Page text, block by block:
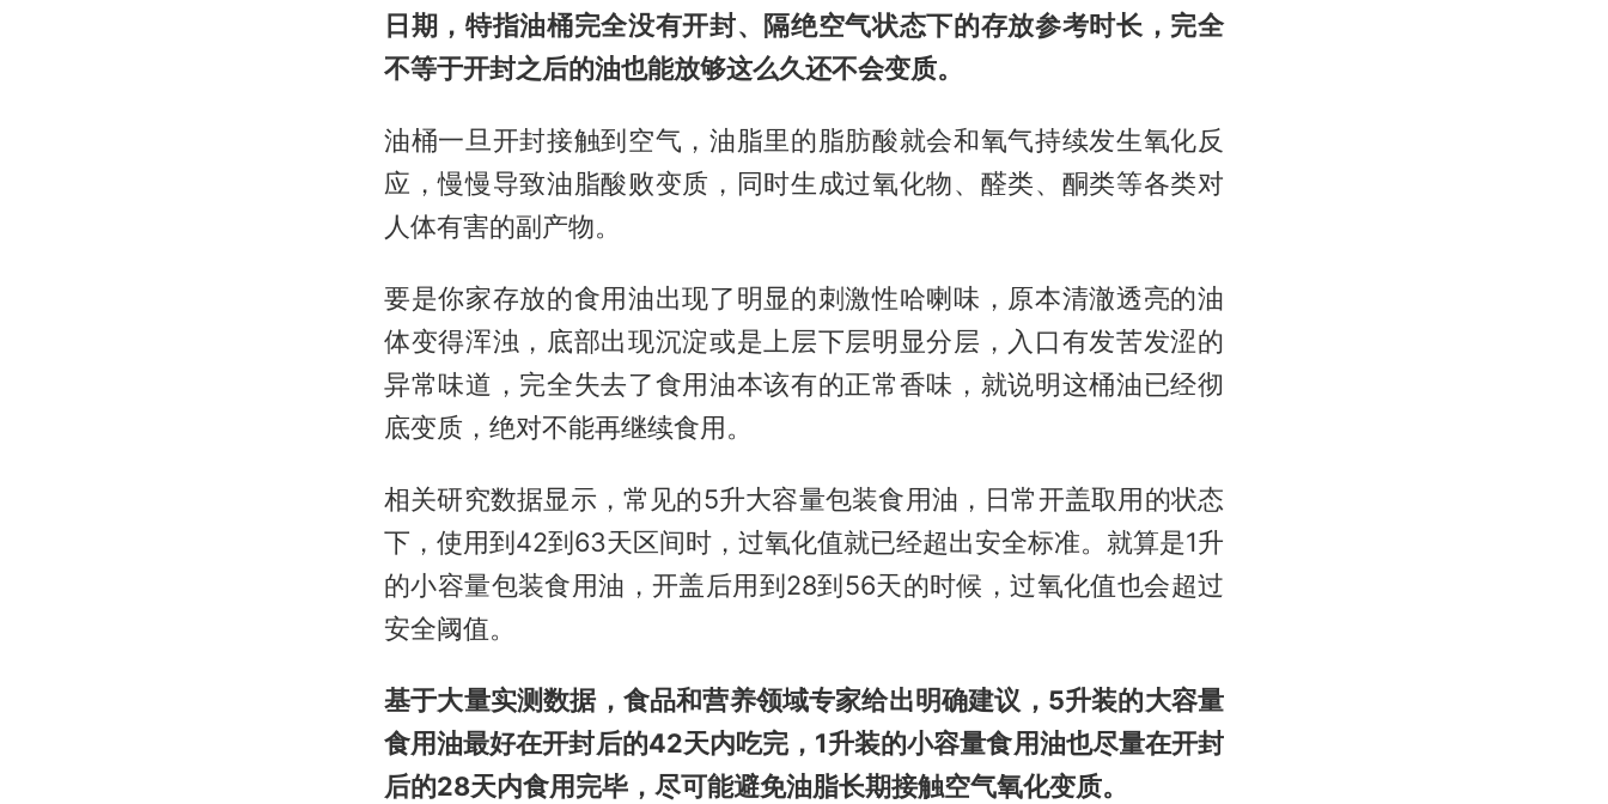
日期，特指油桶完全没有开封、隔绝空气状态下的存放参考时长，完全
不等于开封之后的油也能放够这么久还不会变质。
油桶一旦开封接触到空气，油脂里的脂肪酸就会和氧气持续发生氧化反
应，慢慢导致油脂酸败变质，同时生成过氧化物、醛类、酮类等各类对
人体有害的副产物。
要是你家存放的食用油出现了明显的刺激性哈喇味，原本清澈透亮的油
体变得浑浊，底部出现沉淀或是上层下层明显分层，入口有发苦发涩的
异常味道，完全失去了食用油本该有的正常香味，就说明这桶油已经彻
底变质，绝对不能再继续食用。
相关研究数据显示，常见的5升大容量包装食用油，日常开盖取用的状态
下，使用到42到63天区间时，过氧化值就已经超出安全标准。就算是1升
的小容量包装食用油，开盖后用到28到56天的时候，过氧化值也会超过
安全阈值。
基于大量实测数据，食品和营养领域专家给出明确建议，5升装的大容量
食用油最好在开封后的42天内吃完，1升装的小容量食用油也尽量在开封
后的28天内食用完毕，尽可能避免油脂长期接触空气氧化变质。